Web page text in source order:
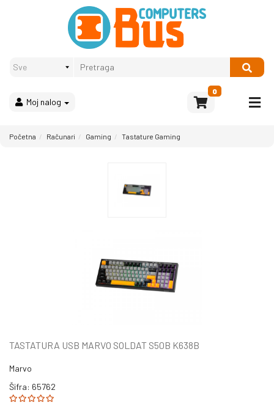
Moj nalog
0
Računari
Bela
Početna Računari Gaming Tastature Gaming
TASTATURA USB MARVO SOLDAT S50B K638B
Marvo
Šifra: 65762